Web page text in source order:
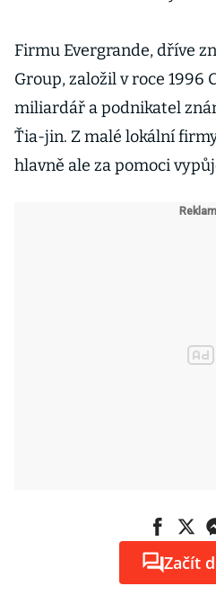
Firmu Evergrande, dříve
Group, založil v roce 1996
miliardář a podnikatel
Ťia-jin. Z malé lokální
hlavně ale za pomoci
Začít